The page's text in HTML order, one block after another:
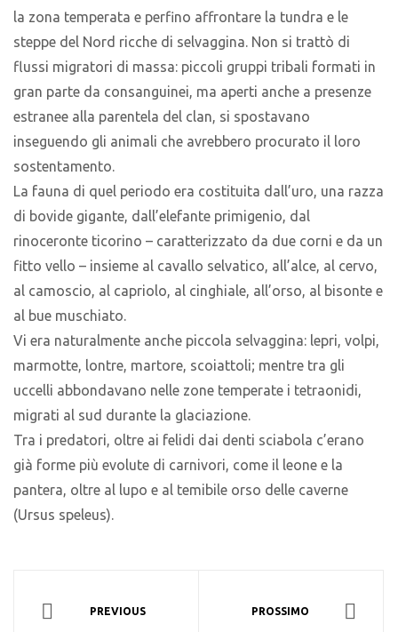
la zona temperata e perfino affrontare la tundra e le
steppe del Nord ricche di selvaggina. Non si trattò di
flussi migratori di massa: piccoli gruppi tribali formati in
gran parte da consanguinei, ma aperti anche a presenze
estranee alla parentela del clan, si spostavano
inseguendo gli animali che avrebbero procurato il loro
sostentamento.
La fauna di quel periodo era costituita dall’uro, una razza
di bovide gigante, dall’elefante primigenio, dal
rinoceronte ticorino – caratterizzato da due corni e da un
fitto vello – insieme al cavallo selvatico, all’alce, al cervo,
al camoscio, al capriolo, al cinghiale, all’orso, al bisonte e
al bue muschiato.
Vi era naturalmente anche piccola selvaggina: lepri, volpi,
marmotte, lontre, martore, scoiattoli; mentre tra gli
uccelli abbondavano nelle zone temperate i tetraonidi,
migrati al sud durante la glaciazione.
Tra i predatori, oltre ai felidi dai denti sciabola c’erano
già forme più evolute di carnivori, come il leone e la
pantera, oltre al lupo e al temibile orso delle caverne
(Ursus speleus).
PREVIOUS PROSSIMO